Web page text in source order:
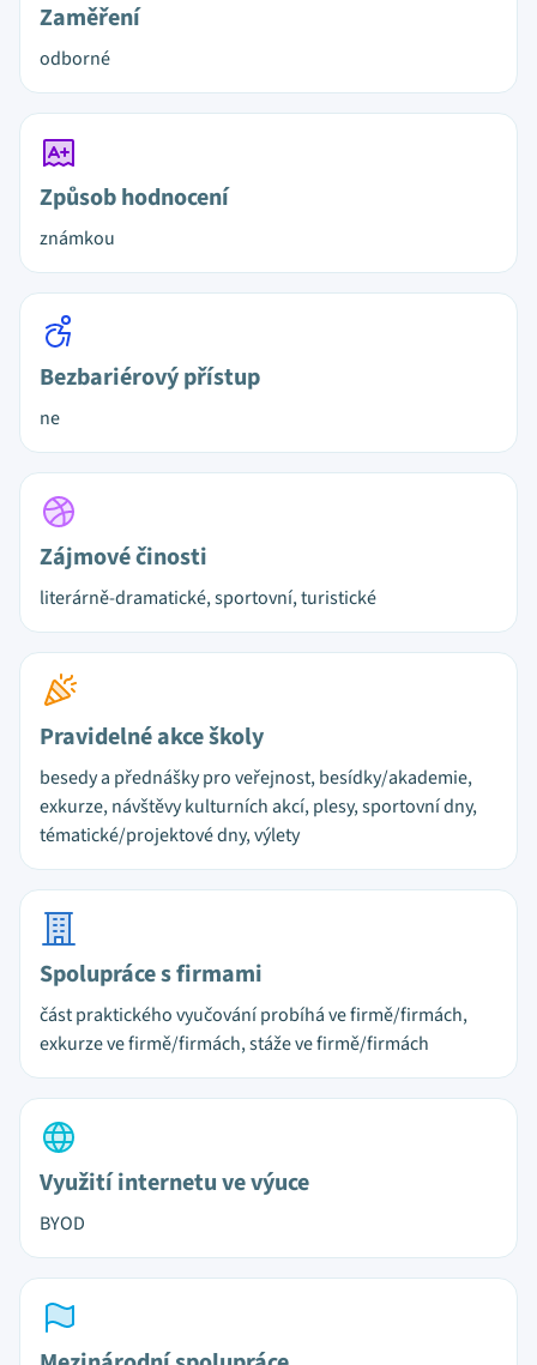
Zaměření
odborné
Způsob hodnocení
známkou
Bezbariérový přístup
ne
Zájmové činosti
literárně-dramatické, sportovní, turistické
Pravidelné akce školy
besedy a přednášky pro veřejnost, besídky/akademie,
exkurze, návštěvy kulturních akcí, plesy, sportovní dny,
tématické/projektové dny, výlety
Spolupráce s firmami
část praktického vyučování probíhá ve firmě/firmách,
exkurze ve firmě/firmách, stáže ve firmě/firmách
Využití internetu ve výuce
BYOD